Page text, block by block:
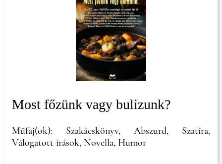
Most főzünk vagy bulizunk?
Műfaj(ok): Szakácskönyv, Abszurd, Szatíra,
Válogatott írások, Novella, Humor